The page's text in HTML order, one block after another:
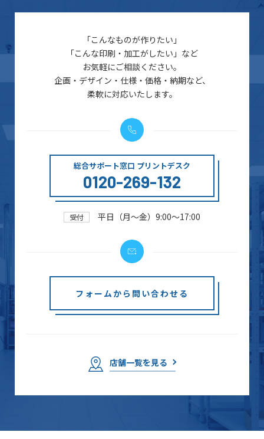
「こんなものが作りたい」
「こんな印刷・加工がしたい」など
お気軽にご相談ください。
企画・デザイン・仕様・価格・納期など、
柔軟に対応いたします。
総合サポート窓口 プリントデスク
0120-269-132
受付 平日（月～金）9:00～17:00
フォームから問い合わせる
店舗一覧を見る